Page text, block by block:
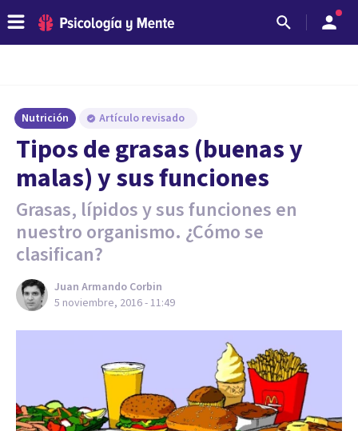
Nutrición Artículo revisado
​Tipos de grasas (buenas y
malas) y sus funciones
Grasas, lípidos y sus funciones en
nuestro organismo. ¿Cómo se
clasifican?
Juan Armando Corbin
5 noviembre, 2016 - 11:49